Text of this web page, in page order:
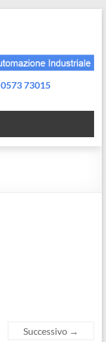
0573 73015
Successivo →